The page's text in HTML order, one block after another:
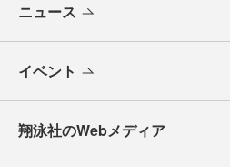
ニュース
イベント
翔泳社のWebメディア